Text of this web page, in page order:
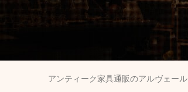
アンティーク家具通販のアルヴェール